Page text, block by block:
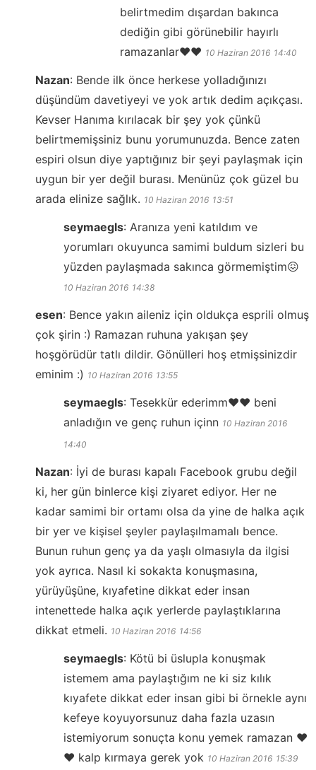
belirtmedim dışardan bakınca
dediğin gibi görünebilir hayırlı
ramazanlar❤️❤️ 10 Haziran 2016 14:40
Nazan: Bende ilk önce herkese yolladığınızı
düşündüm davetiyeyi ve yok artık dedim açıkçası.
Kevser Hanıma kırılacak bir şey yok çünkü
belirtmemişsiniz bunu yorumunuzda. Bence zaten
espiri olsun diye yaptığınız bir şeyi paylaşmak için
uygun bir yer değil burası. Menünüz çok güzel bu
arada elinize sağlık. 10 Haziran 2016 13:51
seymaegls: Aranıza yeni katıldım ve
yorumları okuyunca samimi buldum sizleri bu
yüzden paylaşmada sakınca görmemiştim😖
10 Haziran 2016 14:38
esen: Bence yakın aileniz için oldukça esprili olmuş
çok şirin :) Ramazan ruhuna yakışan şey
hoşgörüdür tatlı dildir. Gönülleri hoş etmişsinizdir
eminim :) 10 Haziran 2016 13:55
seymaegls: Tesekkür ederimm❤️❤️ beni
anladığın ve genç ruhun içinn 10 Haziran 2016
14:40
Nazan: İyi de burası kapalı Facebook grubu değil
ki, her gün binlerce kişi ziyaret ediyor. Her ne
kadar samimi bir ortamı olsa da yine de halka açık
bir yer ve kişisel şeyler paylaşılmamalı bence.
Bunun ruhun genç ya da yaşlı olmasıyla da ilgisi
yok ayrıca. Nasıl ki sokakta konuşmasına,
yürüyüşüne, kıyafetine dikkat eder insan
intenettede halka açık yerlerde paylaştıklarına
dikkat etmeli. 10 Haziran 2016 14:56
seymaegls: Kötü bi üslupla konuşmak
istemem ama paylaştığım ne ki siz kılık
kıyafete dikkat eder insan gibi bi örnekle aynı
kefeye koyuyorsunuz daha fazla uzasın
istemiyorum sonuçta konu yemek ramazan ❤️
❤️ kalp kırmaya gerek yok 10 Haziran 2016 15:39